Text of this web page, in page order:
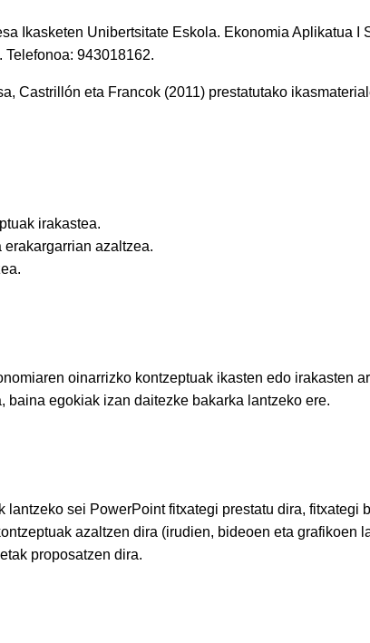
Ikasketen Unibertsitate Eskola. Ekonomia Aplikatua I
. Telefonoa: 943018162.
Castrillón eta Francok (2011) prestatutako
irakastea.
azaltzea.
oinarrizko kontzeptuak ikasten edo irakasten
baina egokiak izan daitezke bakarka lantzeko ere.
lantzeko sei PowerPoint fitxategi prestatu dira, fitxategi
azaltzen dira (irudien, bideoen eta grafikoen
proposatzen dira.